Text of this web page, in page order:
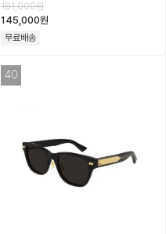
Womens Sunglasses -
acc4124…
181,000원
145,000원
무료배송
40